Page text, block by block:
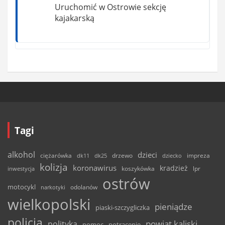
Uruchomić w Ostrowie sekcję
kajakarską
Tagi
alkohol ciężarówka dk11 dk25 drzewo dzieci dziecko
impreza
inwestycja
kolizja koronawirus koszykówka kradzież lpr
motocykl narkotyki odolanów
ostrów
wielkopolski
piaski-szczygliczka pieniądze